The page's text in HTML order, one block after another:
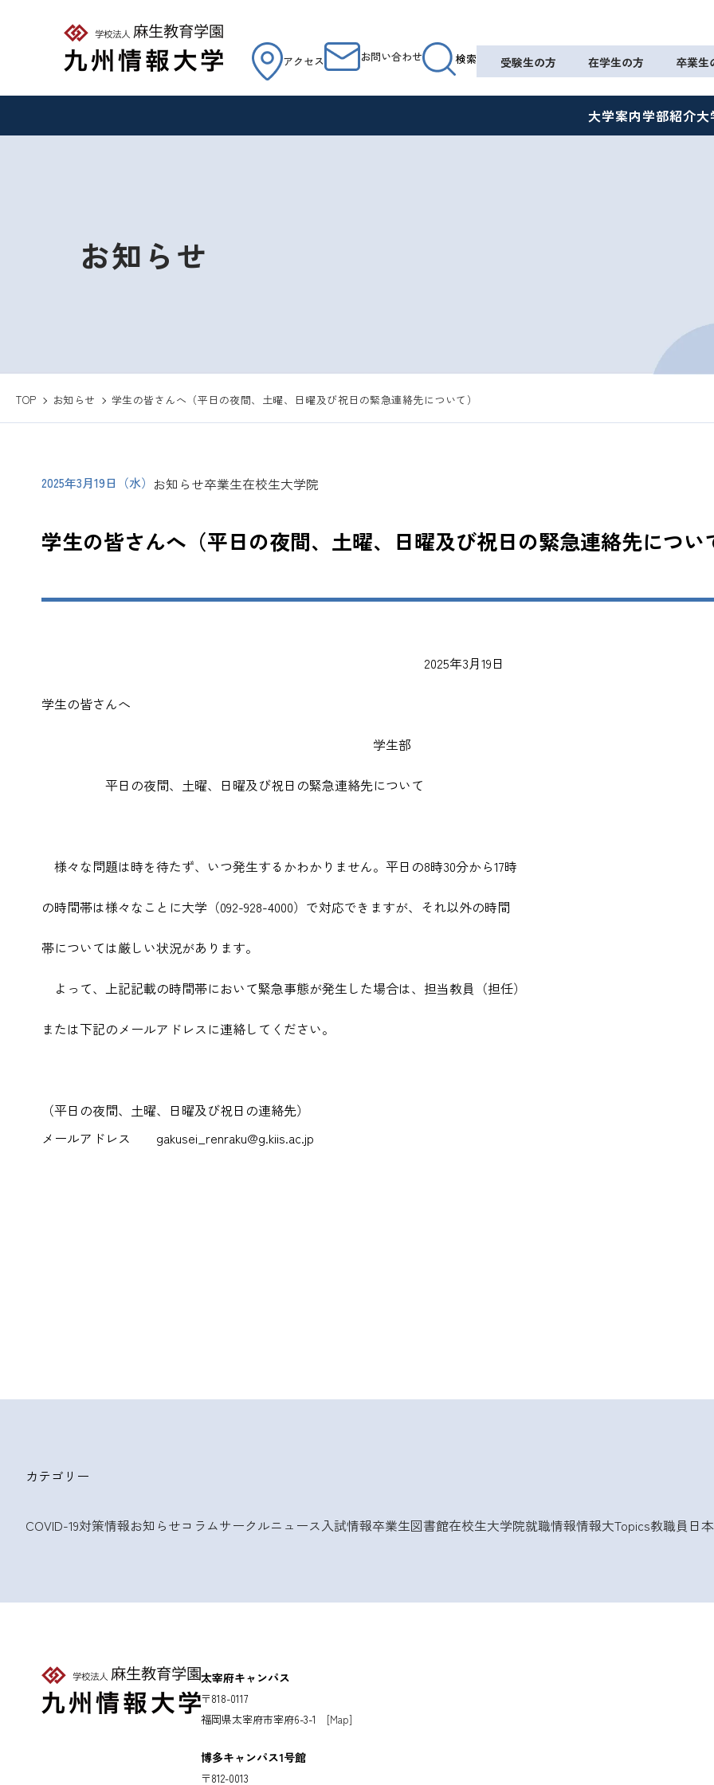
アクセス お問い合わせ 検索 受験生の方 在学生の方 卒業生
大学案内学部紹介大
お知らせ
TOP お知らせ 学生の皆さんへ（平日の夜間、土曜、日曜及び祝日の緊急連絡先について）
2025年3月19日（水） お知らせ卒業生在校生大学院
学生の皆さんへ（平日の夜間、土曜、日曜及び祝日の緊急連絡先につい
2025年3月19日
学生の皆さんへ
学生部
平日の夜間、土曜、日曜及び祝日の緊急連絡先について
様々な問題は時を待たず、いつ発生するかわかりません。平日の8時30分から17時
の時間帯は様々なことに大学（092-928-4000）で対応できますが、それ以外の時間
帯については厳しい状況があります。
よって、上記記載の時間帯において緊急事態が発生した場合は、担当教員（担任）
または下記のメールアドレスに連絡してください。
（平日の夜間、土曜、日曜及び祝日の連絡先）
メールアドレス gakusei_renraku@g.kiis.ac.jp
カテゴリー
COVID-19対策情報お知らせコラムサークルニュース入試情報卒業生図書館在校生大学院就職情報情報大Topics教職員 日
太宰府キャンパス
〒818-0117
福岡県太宰府市宰府6-3-1 [Map]
博多キャンパス1号館
〒812-0013